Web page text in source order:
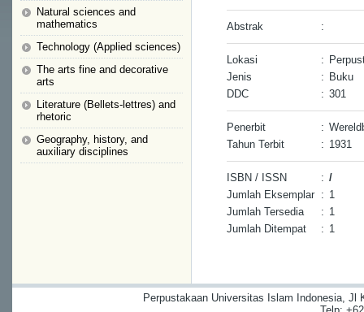
Natural sciences and
mathematics
Technology (Applied sciences)
The arts fine and decorative
arts
Literature (Bellets-lettres) and
rhetoric
Geography, history, and
auxiliary disciplines
Abstrak :
Lokasi :
Jenis
: Buku
DDC
: 301
Penerbit :
Tahun Terbit
: 1931
ISBN / ISSN : /
Jumlah Eksemplar : 1
Jumlah Tersedia
: 1
Jumlah Ditempat
: 1
Perpustakaan Universitas Islam Indonesia, Jl